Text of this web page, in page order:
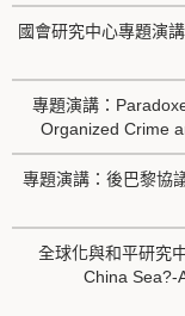
國會研究中心專題演
專題演講：
Organized Crime
專題演講：後巴黎協
全球化與和平研究
China Sea?-